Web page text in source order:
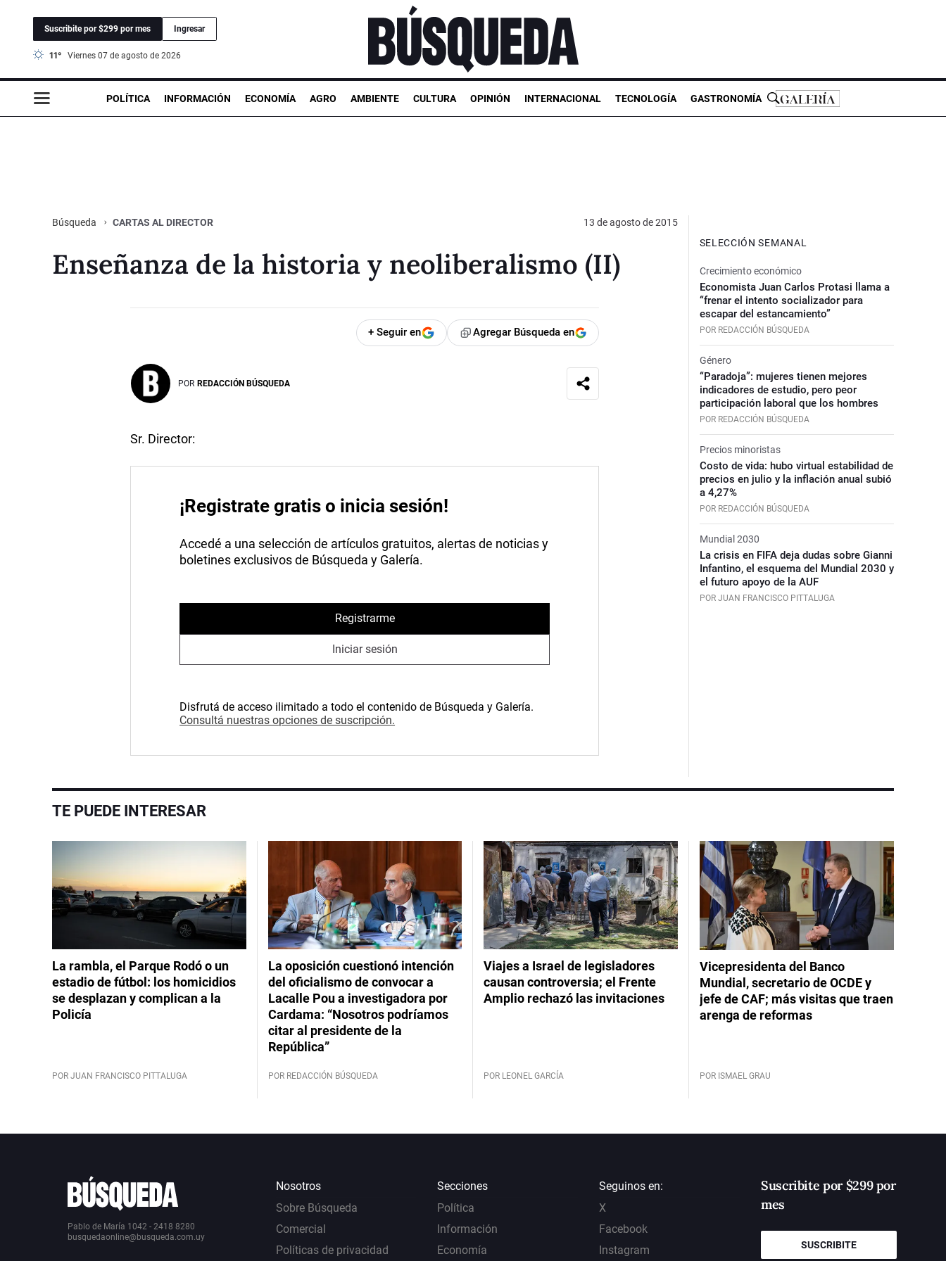
Suscribite por $299 por mes Ingresar
11° viernes 07 de agosto de 2026
POLÍTICA INFORMACIÓN ECONOMÍA AGRO AMBIENTE CULTURA OPINIÓN INTERNACIONAL TECNOLOGÍA GASTRONOMÍA
Búsqueda CARTAS AL DIRECTOR 13 de agosto de 2015
Enseñanza de la historia y neoliberalismo (II)
+ Seguir en Agregar Búsqueda en
POR REDACCIÓN BÚSQUEDA
Sr. Director:
¡Registrate gratis o inicia sesión!
Accedé a una selección de artículos gratuitos, alertas de noticias y
boletines exclusivos de Búsqueda y Galería.
Registrarme
Iniciar sesión
Disfrutá de acceso ilimitado a todo el contenido de Búsqueda y Galería.
Consultá nuestras opciones de suscripción.
SELECCIÓN SEMANAL
Crecimiento económico
Economista Juan Carlos Protasi llama a
“frenar el intento socializador para
escapar del estancamiento”
POR REDACCIÓN BÚSQUEDA
Género
“Paradoja”: mujeres tienen mejores
indicadores de estudio, pero peor
participación laboral que los hombres
POR REDACCIÓN BÚSQUEDA
Precios minoristas
Costo de vida: hubo virtual estabilidad de
precios en julio y la inflación anual subió
a 4,27%
POR REDACCIÓN BÚSQUEDA
Mundial 2030
La crisis en FIFA deja dudas sobre Gianni
Infantino, el esquema del Mundial 2030 y
el futuro apoyo de la AUF
POR JUAN FRANCISCO PITTALUGA
TE PUEDE INTERESAR
La rambla, el Parque Rodó o un
estadio de fútbol: los homicidios
se desplazan y complican a la
Policía
POR JUAN FRANCISCO PITTALUGA
La oposición cuestionó intención
del oficialismo de convocar a
Lacalle Pou a investigadora por
Cardama: “Nosotros podríamos
citar al presidente de la
República”
POR REDACCIÓN BÚSQUEDA
Viajes a Israel de legisladores
causan controversia; el Frente
Amplio rechazó las invitaciones
POR LEONEL GARCÍA
Vicepresidenta del Banco
Mundial, secretario de OCDE y
jefe de CAF; más visitas que traen
arenga de reformas
POR ISMAEL GRAU
Pablo de María 1042 - 2418 8280
busquedaonline@busqueda.com.uy
Nosotros
Sobre Búsqueda
Comercial
Políticas de privacidad
Secciones
Política
Información
Economía
Seguinos en:
X
Facebook
Instagram
Suscribite por $299 por
mes
SUSCRIBITE